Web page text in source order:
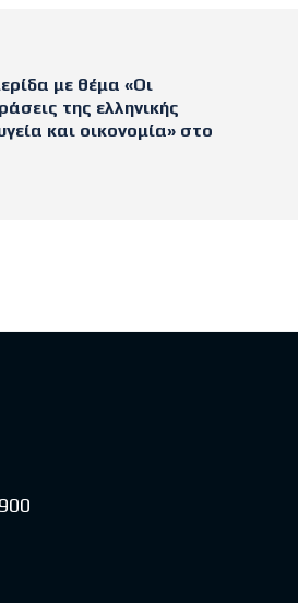
με θέμα «Οι
της ελληνικής
και οικονομία» στο